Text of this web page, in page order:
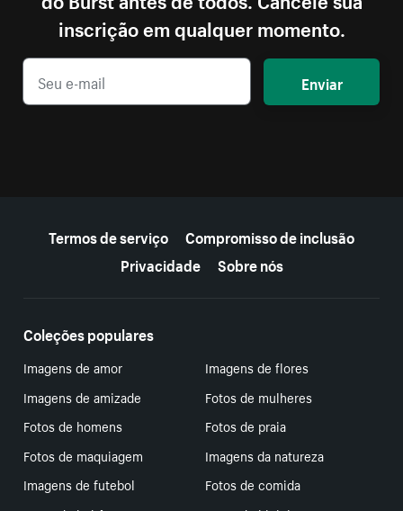
inscrição em qualquer momento.
Enviar
Termos de serviço
Compromisso de inclusão
Privacidade
Sobre nós
Coleções populares
Imagens de amor
Imagens de flores
Imagens de amizade
Fotos de mulheres
Fotos de homens
Fotos de praia
Fotos de maquiagem
Imagens da natureza
Imagens de futebol
Fotos de comida